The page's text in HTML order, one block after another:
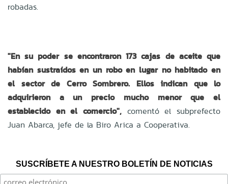
robadas.
"En su poder se encontraron 173 cajas de aceite que
habían sustraídos en un robo en lugar no habitado en
el sector de Cerro Sombrero. Ellos indican que lo
adquirieron a un precio mucho menor que el
establecido en el comercio", comentó el subprefecto
Juan Abarca, jefe de la Biro Arica a Cooperativa.
SUSCRÍBETE A NUESTRO BOLETÍN DE NOTICIAS